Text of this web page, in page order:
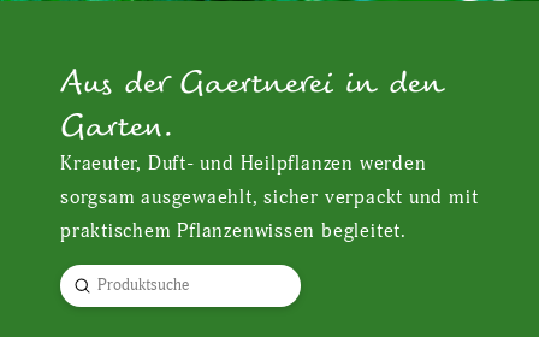
Aus der Gaertnerei in den
Garten.
Kraeuter, Duft- und Heilpflanzen werden
sorgsam ausgewaehlt, sicher verpackt und mit
praktischem Pflanzenwissen begleitet.
Search
Submit